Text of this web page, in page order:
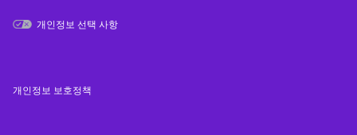
개인정보 선택 사항
개인정보 보호정책